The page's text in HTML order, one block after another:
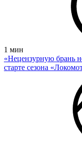
1 мин
«Нецензурную брань
старте сезона